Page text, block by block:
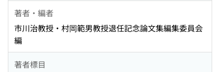
著者・編者
市川治教授・村岡範男教授退任記念論文集編集委員会
編
著者標目